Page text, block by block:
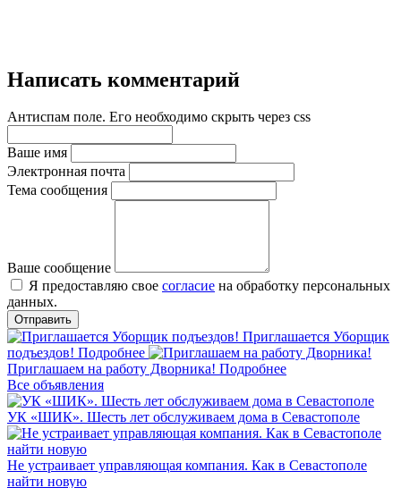
Написать комментарий
Антиспам поле. Его необходимо скрыть через css
Ваше имя
Электронная почта
Тема сообщения
Ваше сообщение
Я предоставляю свое согласие на обработку персональных
данных.
Приглашается Уборщик
подъездов! Подробнее
Приглашаем на работу Дворника! Подробнее
Все объявления
УК «ШИК». Шесть лет обслуживаем дома в Севастополе
Не устраивает управляющая компания. Как в Севастополе
найти новую